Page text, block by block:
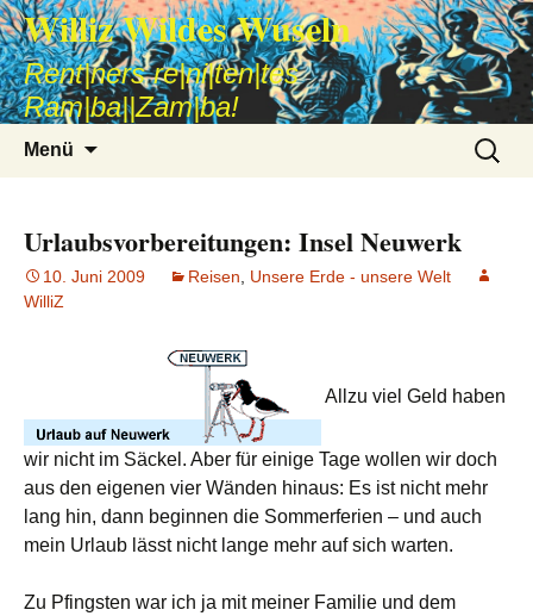
Williz Wildes Wuseln
Rent|ners re|ni|ten|tes
Ram|ba||Zam|ba!
Menü
Suche
nach:
Urlaubsvorbereitungen: Insel Neuwerk
10. Juni 2009 Reisen
Unsere Erde - unsere Welt
WilliZ
Allzu viel Geld haben
wir nicht im Säckel. Aber für einige Tage wollen wir doch
aus den eigenen vier Wänden hinaus: Es ist nicht mehr
lang hin, dann beginnen die Sommerferien – und auch
mein Urlaub lässt nicht lange mehr auf sich warten.
Zu Pfingsten war ich ja mit meiner Familie und dem